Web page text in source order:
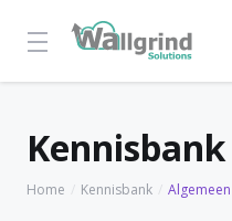
Kennisbank
Home Kennisbank Algemeen